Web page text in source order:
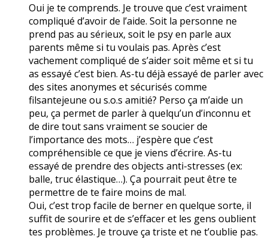
Oui je te comprends. Je trouve que c’est vraiment
compliqué d’avoir de l’aide. Soit la personne ne
prend pas au sérieux, soit le psy en parle aux
parents même si tu voulais pas. Après c’est
vachement compliqué de s’aider soit même et si tu
as essayé c’est bien. As-tu déjà essayé de parler avec
des sites anonymes et sécurisés comme
filsantejeune ou s.o.s amitié? Perso ça m’aide un
peu, ça permet de parler à quelqu’un d’inconnu et
de dire tout sans vraiment se soucier de
l’importance des mots… j’espère que c’est
compréhensible ce que je viens d’écrire. As-tu
essayé de prendre des objects anti-stresses (ex:
balle, truc élastique…). Ça pourrait peut être te
permettre de te faire moins de mal.
Oui, c’est trop facile de berner en quelque sorte, il
suffit de sourire et de s’effacer et les gens oublient
tes problèmes. Je trouve ça triste et ne t’oublie pas.